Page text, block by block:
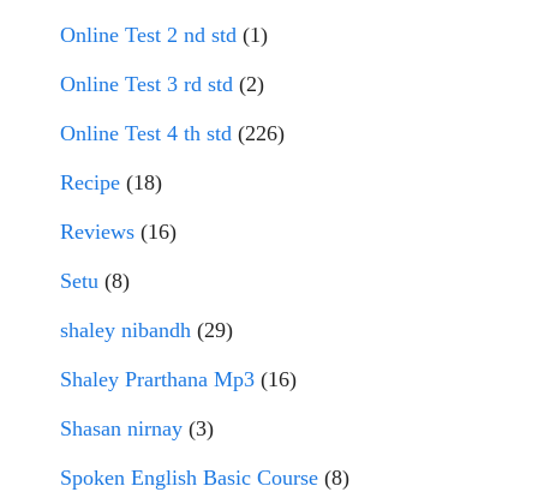
Online Test 2 nd std (1)
Online Test 3 rd std (2)
Online Test 4 th std (226)
Recipe (18)
Reviews (16)
Setu (8)
shaley nibandh (29)
Shaley Prarthana Mp3 (16)
Shasan nirnay (3)
Spoken English Basic Course (8)